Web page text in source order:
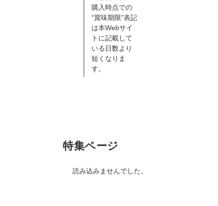
購入時点での
“賞味期限”表記
は本Webサイ
トに記載して
いる日数より
短くなりま
す。
特集ページ
読み込みませんでした。